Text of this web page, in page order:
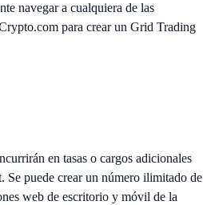
navegar a cualquiera de las
para crear un Grid Trading
en tasas o cargos adicionales
puede crear un número ilimitado de
web de escritorio y móvil de la